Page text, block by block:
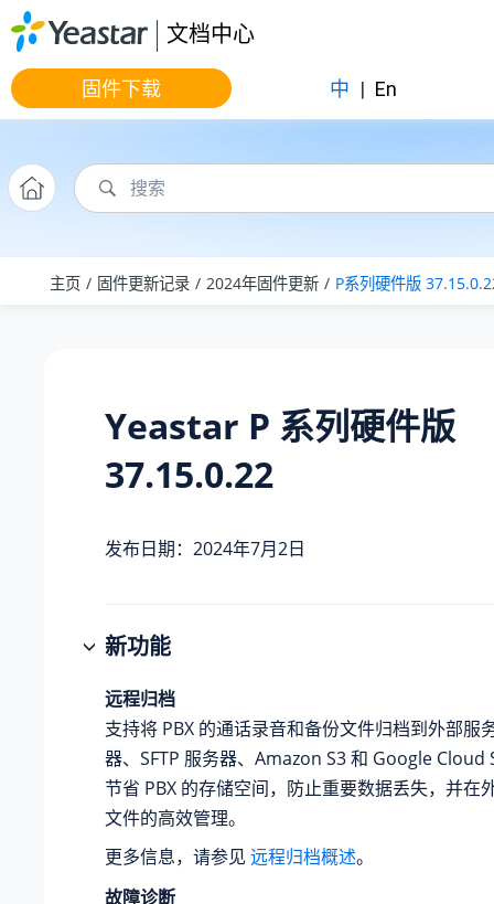
跳转到主要内容
文档中心
固件下载 中 | En
主页 固件更新记录 2024年固件更新 P系列硬件版
Yeastar P 系列硬件版
37.15.0.22
发布日期：2024年7月2日
新功能
远程归档
支持将 PBX 的通话录音和备份文件归档到外部服
器、SFTP 服务器、Amazon S3 和 Google
节省 PBX 的存储空间，防止重要数据丢失，并在
文件的高效管理。
更多信息，请参见 远程归档概述。
故障诊断